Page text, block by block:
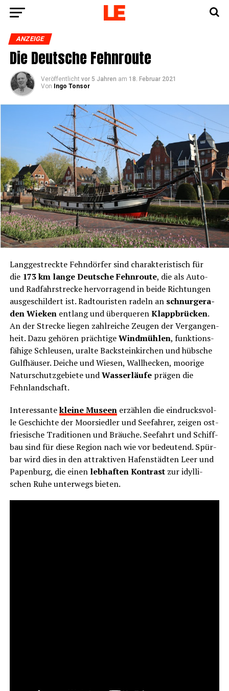
ANZEIGE
Die Deut­sche Fehnroute
Veröffentlicht vor 5 Jahren am 18. Februar 2021
Von
Ingo Tonsor
Lang­ge­streck­te Fehn­dör­fer sind cha­rak­te­ris­tisch für
die 173 km lan­ge Deut­sche Fehn­rou­te, die als Auto-
und Rad­fahr­stre­cke her­vor­ra­gend in bei­de Rich­tun­gen
aus­ge­schil­dert ist. Rad­tou­ris­ten radeln an schnur­ge­ra­
den Wie­kenent­lang und über­que­renKlapp­brü­cken.
An der Stre­cke lie­gen zahl­rei­che Zeu­gen der Ver­gan­gen­
heit. Dazu gehö­ren präch­ti­geWind­müh­len, funk­ti­ons­
fä­hi­ge Schleu­sen, uralte Back­stein­kir­chen und hüb­sche
Gulfhäu­ser. Dei­che und Wie­sen, Wall­he­cken, moo­ri­ge
Natur­schutz­ge­bie­te undWas­ser­läu­feprä­gen die
Fehnlandschaft.
Inter­es­san­teklei­ne Muse­enerzäh­len die ein­drucks­vol­
le Geschich­te der Moor­sied­ler und See­fah­rer, zei­gen ost­
frie­si­sche Tra­di­tio­nen und Bräu­che. See­fahrt und Schiff­
bau sind für die­se Regi­on nach wie vor bedeu­tend. Spür­
bar wird dies in den attrak­ti­ven Hafen­städ­ten Leer und
Papen­burg, die einen leb­haf­ten Kon­trastzur idyl­li­
schen Ruhe unter­wegs bieten.